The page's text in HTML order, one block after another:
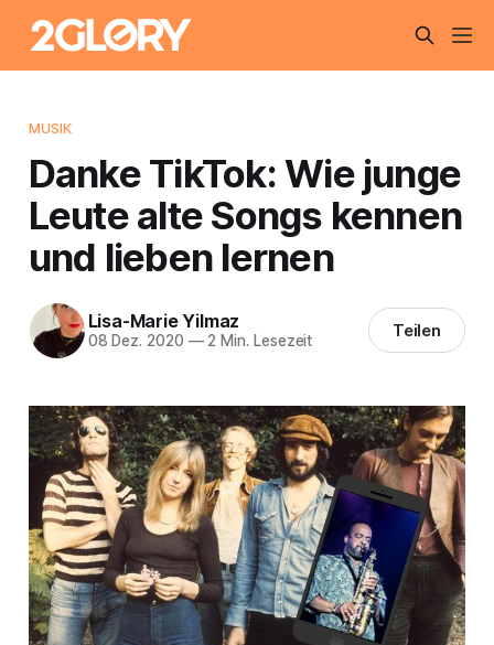
MUSIK
Danke TikTok: Wie junge
Leute alte Songs kennen
und lieben lernen
Lisa-Marie Yilmaz
08 Dez. 2020 —2 Min. Lesezeit Teilen